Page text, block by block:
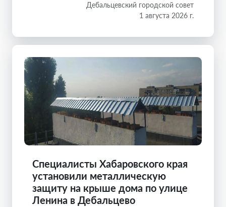
Дебальцевский городской совет
1 августа 2026 г.
Специалисты Хабаровского края
установили металлическую
защиту на крыше дома по улице
Ленина в Дебальцево